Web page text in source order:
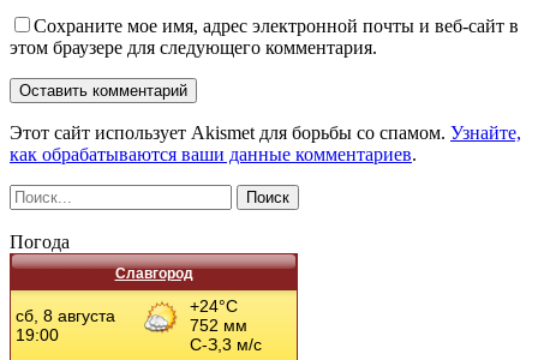
Сохраните мое имя, адрес электронной почты и веб-сайт в
этом браузере для следующего комментария.
Этот сайт использует Akismet для борьбы со спамом. Узнайте,
как обрабатываются ваши данные комментариев.
Погода
Славгород